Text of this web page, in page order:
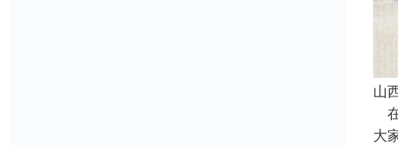
山
大